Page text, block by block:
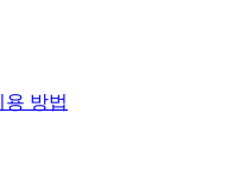
용 방법